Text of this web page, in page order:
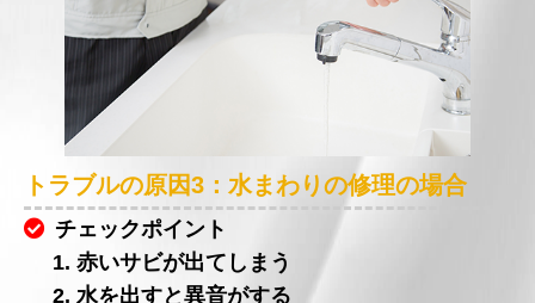
トラブルの原因3：水まわりの修理の場合
チェックポイント
1. 赤いサビが出てしまう
2. 水を出すと異音がする